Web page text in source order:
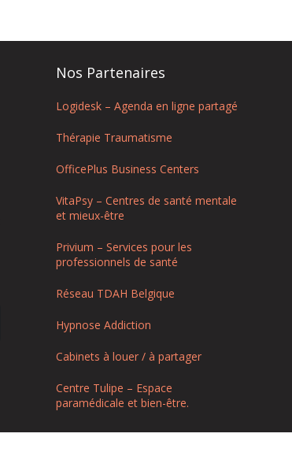
Nos Partenaires
Logidesk – Agenda en ligne partagé
Thérapie Traumatisme
OfficePlus Business Centers
VitaPsy – Centres de santé mentale
et mieux-être
Privium – Services pour les
professionnels de santé
Réseau TDAH Belgique
Hypnose Addiction
Cabinets à louer / à partager
Centre Tulipe – Espace
paramédicale et bien-être.